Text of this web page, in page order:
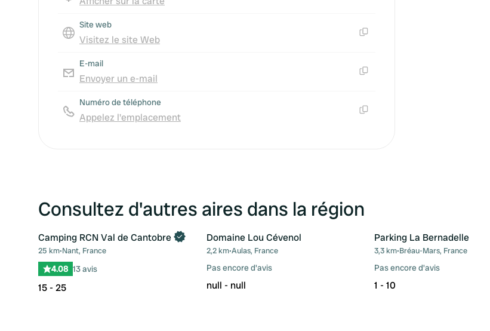
Site web
Visitez le site Web
E-mail
Envoyer un e-mail
Numéro de téléphone
Appelez l'emplacement
Consultez d'autres aires dans la région
Préféré
Camping RCN Val de Cantobre
25 km•Nant, France
4.08 13 avis
15 - 25
Préféré
Domaine Lou Cévenol
2,2 km•Aulas, France
Pas encore d'avis
null - null
Parking La Bernadelle
3,3 km•Bréau-Mars, France
Pas encore d'avis
1 - 10